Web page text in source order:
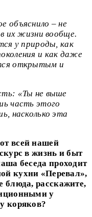
объяснило – не
их жизни вообще.
у природы, как
и как даже
открытым и
«Ты не выше
часть этого
насколько эта
всей нашей
в жизнь и быт
беседа проходит
кухни «Перевал»,
блюда, расскажите,
у
коряков?